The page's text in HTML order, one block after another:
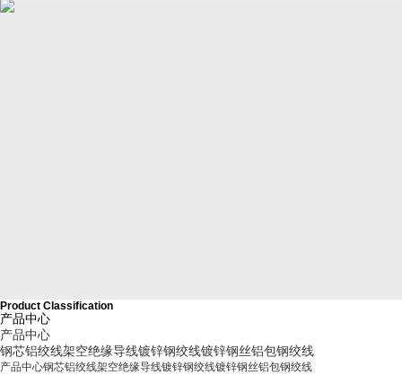
Product Classification
产品中心
产品中心
钢芯铝绞线架空绝缘导线镀锌钢绞线镀锌钢丝铝包钢绞线
产品中心钢芯铝绞线架空绝缘导线镀锌钢绞线镀锌钢丝铝包钢绞线